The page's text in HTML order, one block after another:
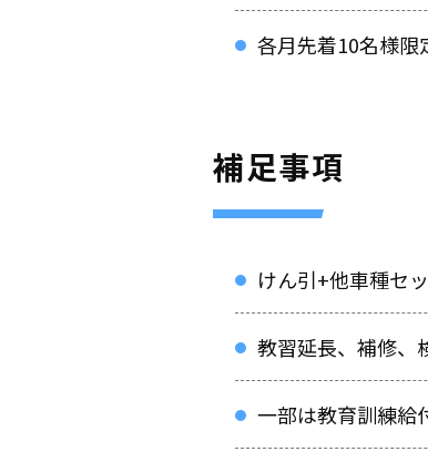
各月先着10名様限
補足事項
けん引+他車種セ
教習延長、補修、
一部は教育訓練給